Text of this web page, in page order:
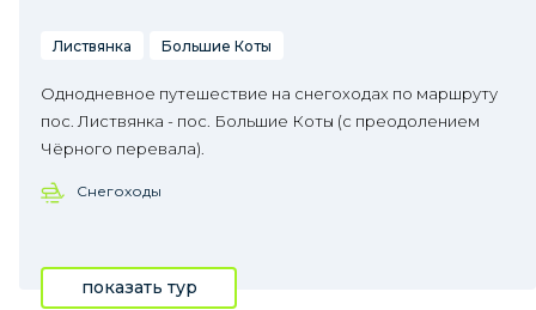
Листвянка Большие Коты
Однодневное путешествие на снегоходах по маршруту
пос. Листвянка - пос. Большие Коты (с преодолением
Чёрного перевала).
Снегоходы
показать тур